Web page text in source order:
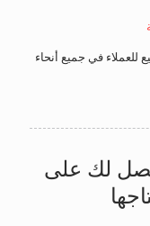
في جميع أنحاء
لك على